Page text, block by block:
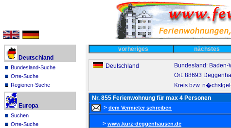
Deutschland
Bundesland-Suche
Orte-Suche
Regionen-Suche
Europa
Suchen
Orte-Suche
vorheriges nächstes
Deutschland Bundesland:
Ort: 88693
Kreis bzw.
Nr. 855 Ferienwohnung für max 4 Personen
> dem Vermieter schreiben
> www.kurz-deggenhausen.de